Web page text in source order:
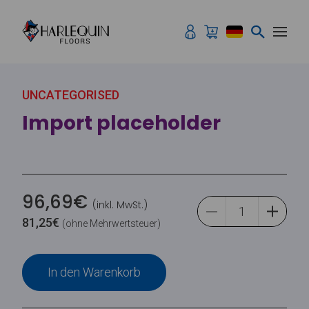
UNCATEGORISED
Import placeholder
96,69€ (inkl. MwSt.)
81,25€ (ohne Mehrwertsteuer)
In den Warenkorb